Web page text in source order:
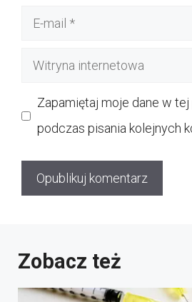
Witryna
Zapamiętaj moje dane w
podczas pisania kolejnych
Zobacz też